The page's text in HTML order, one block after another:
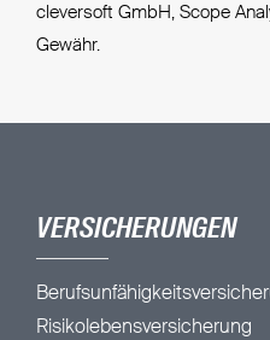
cleversoft GmbH, Scope
Gewähr.
VERSICHERUNGEN
Risikolebensversicherung